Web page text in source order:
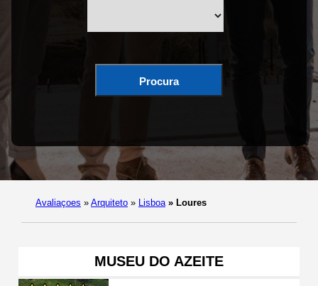
Procura
Avaliaçoes » Arquiteto » Lisboa » Loures
MUSEU DO AZEITE